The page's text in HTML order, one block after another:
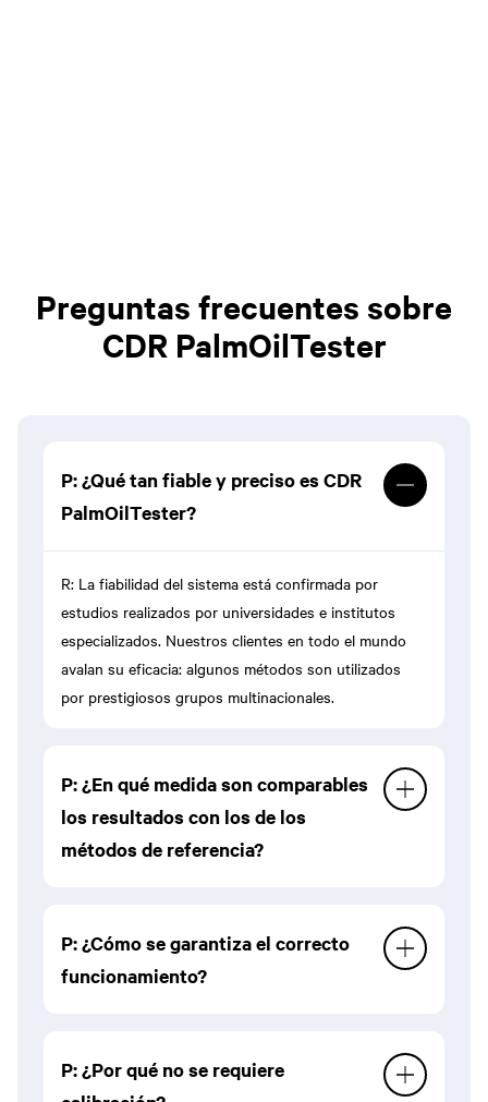
Preguntas frecuentes sobre
CDR PalmOilTester
P: ¿Qué tan fiable y preciso es CDR
PalmOilTester?
R: La fiabilidad del sistema está confirmada por
estudios realizados por universidades e institutos
especializados. Nuestros clientes en todo el mundo
avalan su eficacia: algunos métodos son utilizados
por prestigiosos grupos multinacionales.
P: ¿En qué medida son comparables
los resultados con los de los
métodos de referencia?
correspondiente método de referencia internacional y,
en algunos casos, también es adoptado por
P: ¿Cómo se garantiza el correcto
funcionamiento?
automáticamente una verificación de la celda de
P: ¿Por qué no se requiere